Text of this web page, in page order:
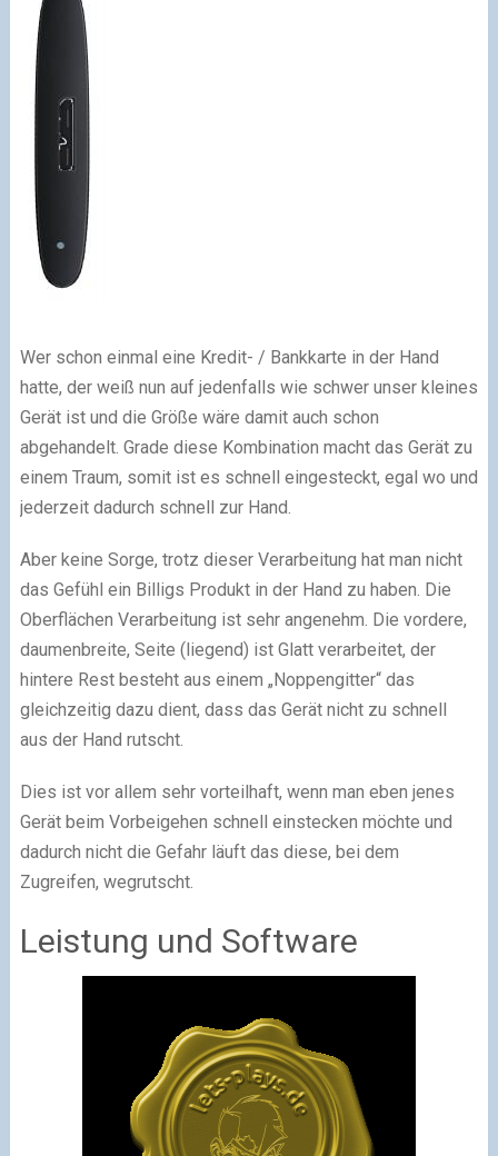
Wer schon einmal eine Kredit- / Bankkarte in der Hand
hatte, der weiß nun auf jedenfalls wie schwer unser kleines
Gerät ist und die Größe wäre damit auch schon
abgehandelt. Grade diese Kombination macht das Gerät zu
einem Traum, somit ist es schnell eingesteckt, egal wo und
jederzeit dadurch schnell zur Hand.
Aber keine Sorge, trotz dieser Verarbeitung hat man nicht
das Gefühl ein Billigs Produkt in der Hand zu haben. Die
Oberflächen Verarbeitung ist sehr angenehm. Die vordere,
daumenbreite, Seite (liegend) ist Glatt verarbeitet, der
hintere Rest besteht aus einem „Noppengitter“ das
gleichzeitig dazu dient, dass das Gerät nicht zu schnell
aus der Hand rutscht.
Dies ist vor allem sehr vorteilhaft, wenn man eben jenes
Gerät beim Vorbeigehen schnell einstecken möchte und
dadurch nicht die Gefahr läuft das diese, bei dem
Zugreifen, wegrutscht.
Leistung und Software